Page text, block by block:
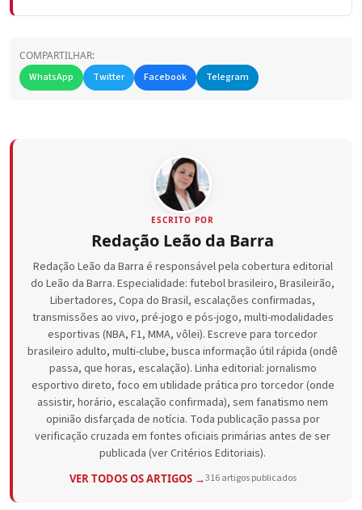
COMPARTILHAR:
WhatsApp
Twitter Facebook Telegram
ESCRITO POR
Redação Leão da Barra
Redação Leão da Barra é responsável pela cobertura editorial
do Leão da Barra. Especialidade: futebol brasileiro, Brasileirão,
Libertadores, Copa do Brasil, escalações confirmadas,
transmissões ao vivo, pré-jogo e pós-jogo, multi-modalidades
esportivas (NBA, F1, MMA, vôlei). Escreve para torcedor
brasileiro adulto, multi-clube, busca informação útil rápida (ondê
passa, que horas, escalação). Linha editorial: jornalismo
esportivo direto, foco em utilidade prática pro torcedor (onde
assistir, horário, escalação confirmada), sem fanatismo nem
opinião disfarçada de notícia. Toda publicação passa por
verificação cruzada em fontes oficiais primárias antes de ser
publicada (ver Critérios Editoriais).
VER TODOS OS ARTIGOS →316 artigos publicados